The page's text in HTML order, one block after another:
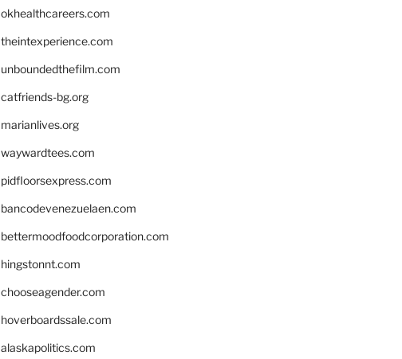
okhealthcareers.com
theintexperience.com
unboundedthefilm.com
catfriends-bg.org
marianlives.org
waywardtees.com
pidfloorsexpress.com
bancodevenezuelaen.com
bettermoodfoodcorporation.com
hingstonnt.com
chooseagender.com
hoverboardssale.com
alaskapolitics.com